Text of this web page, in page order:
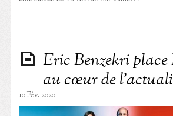
Eric Benzekri
au cœur de
10 Fév. 2020